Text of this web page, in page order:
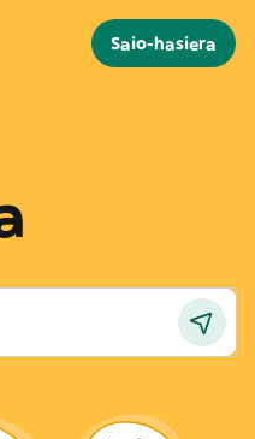
Saio-hasiera